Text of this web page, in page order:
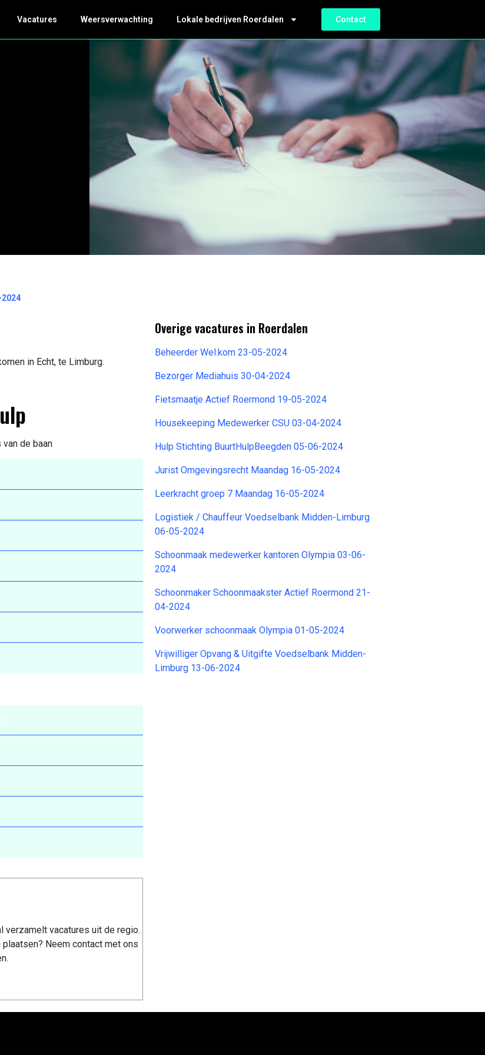
Vacatures Weersverwachting Lokale bedrijven Roerdalen Contact
in Echt, te Limburg.
de baan
verzamelt vacatures uit de regio.
Neem contact met ons
Overige vacatures in Roerdalen
Beheerder Wel.kom 23-05-2024
Bezorger Mediahuis 30-04-2024
Fietsmaatje Actief Roermond 19-05-2024
Housekeeping Medewerker CSU 03-04-2024
Hulp Stichting BuurtHulpBeegden 05-06-2024
Jurist Omgevingsrecht Maandag 16-05-2024
Leerkracht groep 7 Maandag 16-05-2024
Logistiek / Chauffeur Voedselbank Midden-Limburg
06-05-2024
Schoonmaak medewerker kantoren Olympia 03-06-
2024
Schoonmaker Schoonmaakster Actief Roermond 21-
04-2024
Voorwerker schoonmaak Olympia 01-05-2024
Vrijwilliger Opvang & Uitgifte Voedselbank Midden-
Limburg 13-06-2024